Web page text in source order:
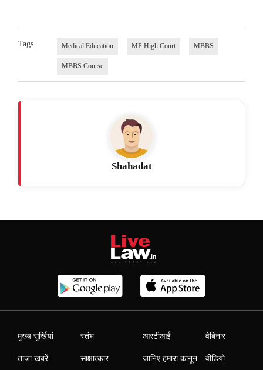
Tags Medical Education MP High Court MBBS
MBBS Course
Shahadat
मुख्य सुर्खियां
ताजा खबरें
स्तंभ
साक्षात्कार
आरटीआई
जानिए हमारा कानून
वेबिनार
वीडियो